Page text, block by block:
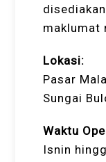
maklumat
Lokasi:
Pasar
Sungai
Waktu
Isnin